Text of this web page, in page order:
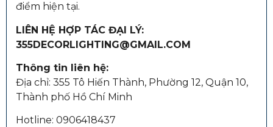
điểm hiện tại.
LIÊN HỆ HỢP TÁC ĐẠI LÝ:
355DECORLIGHTING@GMAIL.COM
Thông tin liên hệ:
Địa chỉ: 355 Tô Hiến Thành, Phường 12, Quận 10,
Thành phố Hồ Chí Minh
Hotline: 0906418437